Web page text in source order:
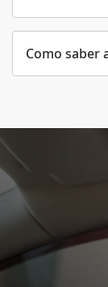
Como saber